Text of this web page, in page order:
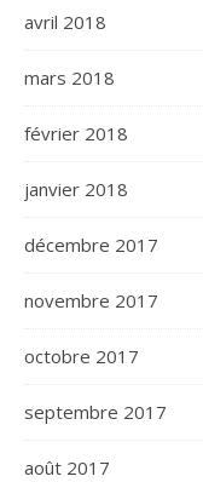
avril 2018
mars 2018
février 2018
janvier 2018
décembre 2017
novembre 2017
octobre 2017
septembre 2017
août 2017